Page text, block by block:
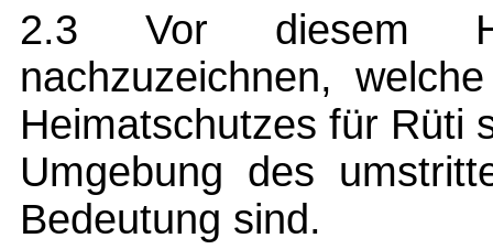
2.3 Vor diesem
nachzuzeichnen,
Heimatschutzes für Rüti
Umgebung des
Bedeutung sind.